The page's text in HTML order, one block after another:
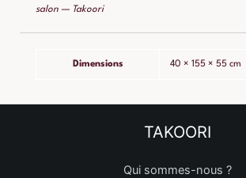
salon — Takoori
Dimensions 40 × 155 × 55 cm
TAKOORI
Qui sommes-nous ?